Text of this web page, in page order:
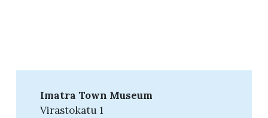
Imatra Town Museum
Virastokatu 1